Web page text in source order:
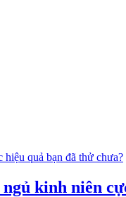
kinh niên